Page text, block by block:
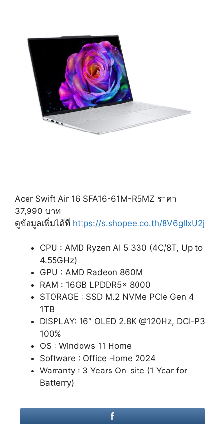
Acer Swift Air 16 SFA16-61M-R5MZ ราคา
37,990 บาท
ดูข้อมูลเพิ่มได้ที่ https://s.shopee.co.th/8V6glIxU2j
CPU : AMD Ryzen AI 5 330 (4C/8T, Up to
4.55GHz)
GPU : AMD Radeon 860M
RAM : 16GB LPDDR5x 8000
STORAGE : SSD M.2 NVMe PCIe Gen 4
1TB
DISPLAY: 16″ OLED 2.8K @120Hz, DCI-P3
100%
OS : Windows 11 Home
Software : Office Home 2024
Warranty : 3 Years On-site (1 Year for
Batterry)